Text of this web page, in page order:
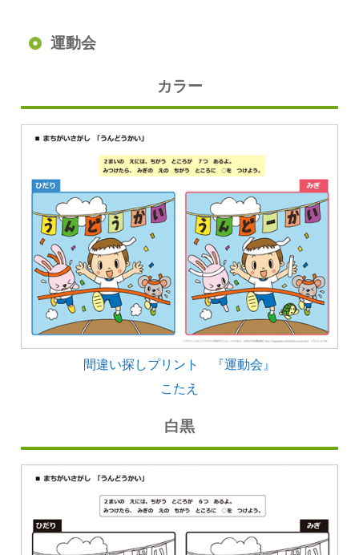
運動会
カラー
間違い探しプリント 『運動会』
こたえ
白黒